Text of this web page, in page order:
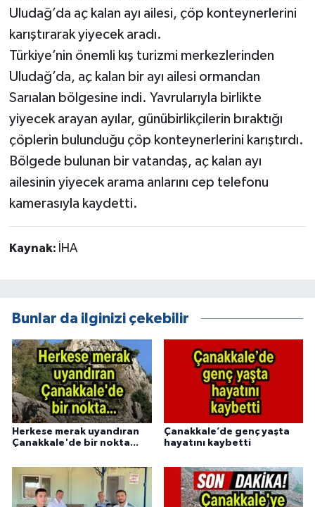
Uludağ’da aç kalan ayı ailesi, çöp konteynerlerini
karıştırarak yiyecek aradı.
Türkiye’nin önemli kış turizmi merkezlerinden
Uludağ’da, aç kalan bir ayı ailesi ormandan
Sarıalan bölgesine indi. Yavrularıyla birlikte
yiyecek arayan ayılar, günübirlikçilerin bıraktığı
çöplerin bulunduğu çöp konteynerlerini karıştırdı.
Bölgede bulunan bir vatandaş, aç kalan ayı
ailesinin yiyecek arama anlarını cep telefonu
kamerasıyla kaydetti.
Kaynak: İHA
Bunlar da ilginizi çekebilir
Herkese merak uyandıran
Çanakkale'de bir nokta...
Çanakkale’de genç yaşta
hayatını kaybetti